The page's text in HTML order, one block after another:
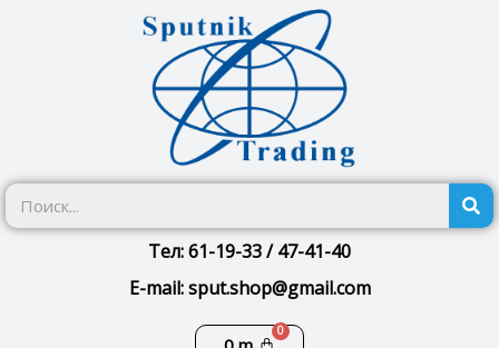
Тел: 61-19-33 / 47-41-40
E-mail: sput.shop@gmail.com